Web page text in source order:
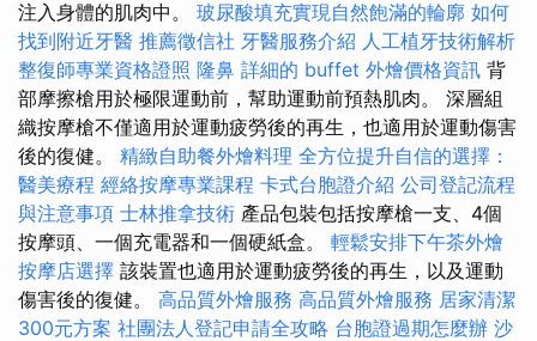
注入身體的肌肉中。 玻尿酸填充實現自然飽滿的輪廓 如何
找到附近牙醫 推薦徵信社 牙醫服務介紹 人工植牙技術解析
整復師專業資格證照 隆鼻 詳細的 buffet 外燴價格資訊 背
部摩擦槍用於極限運動前，幫助運動前預熱肌肉。 深層組
織按摩槍不僅適用於運動疲勞後的再生，也適用於運動傷害
後的復健。 精緻自助餐外燴料理 全方位提升自信的選擇：
醫美療程 經絡按摩專業課程 卡式台胞證介紹 公司登記流程
與注意事項 士林推拿技術 產品包裝​​包括按摩槍一支、4個
按摩頭、一個充電器和一個硬紙盒。 輕鬆安排下午茶外燴
按摩店選擇 該裝置也適用於運動疲勞後的再生，以及運動
傷害後的復健。 高品質外燴服務 高品質外燴服務 居家清潔
300元方案 社團法人登記申請全攻略 台胞證過期怎麼辦 沙